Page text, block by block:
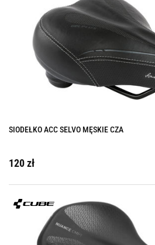
SIODEŁKO ACC SELVO MĘSKIE CZA
120 zł